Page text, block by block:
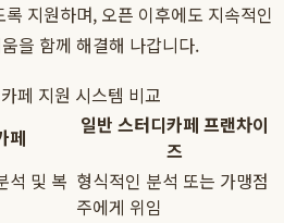
지원하며, 오픈 이후에도 지속적인
을 함께 해결해 나갑니다.
페 지원 시스템 비교
페
일반 스터디카페 프랜차이
즈
석 및 복 형식적인 분석 또는 가맹점
주에게 위임